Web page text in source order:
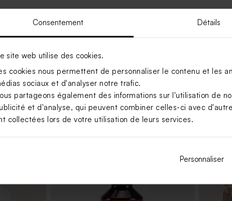
Consentement Détails
site web utilise des cookies.
cookies nous permettent de personnaliser le contenu et les
sociaux et d'analyser notre trafic.
partageons également des informations sur l'utilisation de
et d'analyse, qui peuvent combiner celles-ci avec
collectées lors de votre utilisation de leurs services.
Personnaliser
aimé...